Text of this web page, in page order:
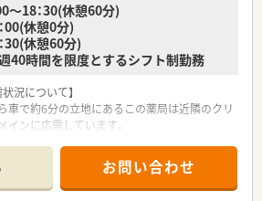
できるe-ラーニングを導入しており、業務の
く学習できます。
】
数活躍しています。
ンスを大切にしながら、長く働き続けたいと
在籍しております。
ニケーションを重視し、地域医療への貢献に
方が活躍中です。
～18：30(休憩60分)
00(休憩0分)
30(休憩60分)
40時間を限度とするシフト制勤務
況について】
車で約6分の立地にあるこの薬局は近隣のクリ
インに応需しています。
れます。
員2名が在籍しており、ゆとりのある人員配
取り組めます。
お問い合わせ